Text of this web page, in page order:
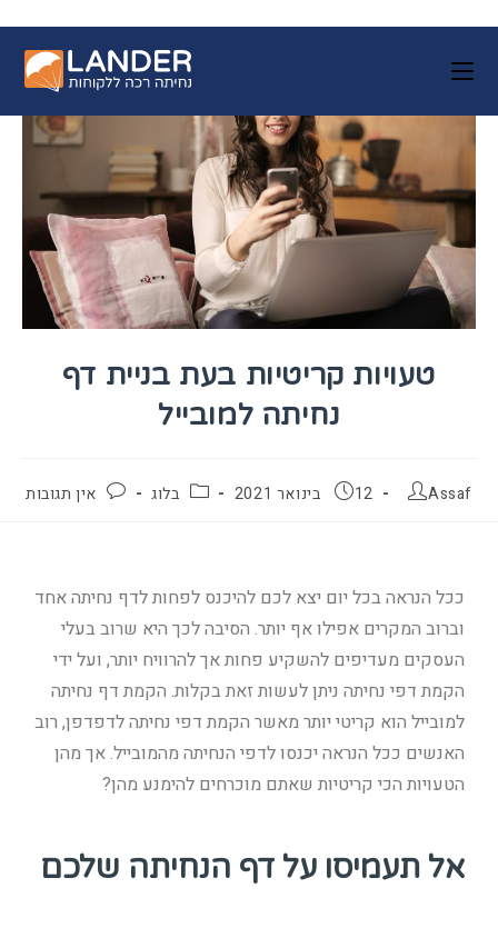
טעויות קריטיות בעת בניית דף
נחיתה למובייל
Assaf 12 בינואר 2021 בלוג אין תגובות
ככל הנראה בכל יום יצא לכם להיכנס לפחות לדף נחיתה אחד
וברוב המקרים אפילו אף יותר. הסיבה לכך היא שרוב בעלי
העסקים מעדיפים להשקיע פחות אך להרוויח יותר, ועל ידי
הקמת דפי נחיתה ניתן לעשות זאת בקלות. הקמת דף נחיתה
למובייל הוא קריטי יותר מאשר הקמת דפי נחיתה לדפדפן, רוב
האנשים ככל הנראה יכנסו לדפי הנחיתה מהמובייל. אך מהן
הטעויות הכי קריטיות שאתם מוכרחים להימנע מהן?
אל תעמיסו על דף הנחיתה שלכם